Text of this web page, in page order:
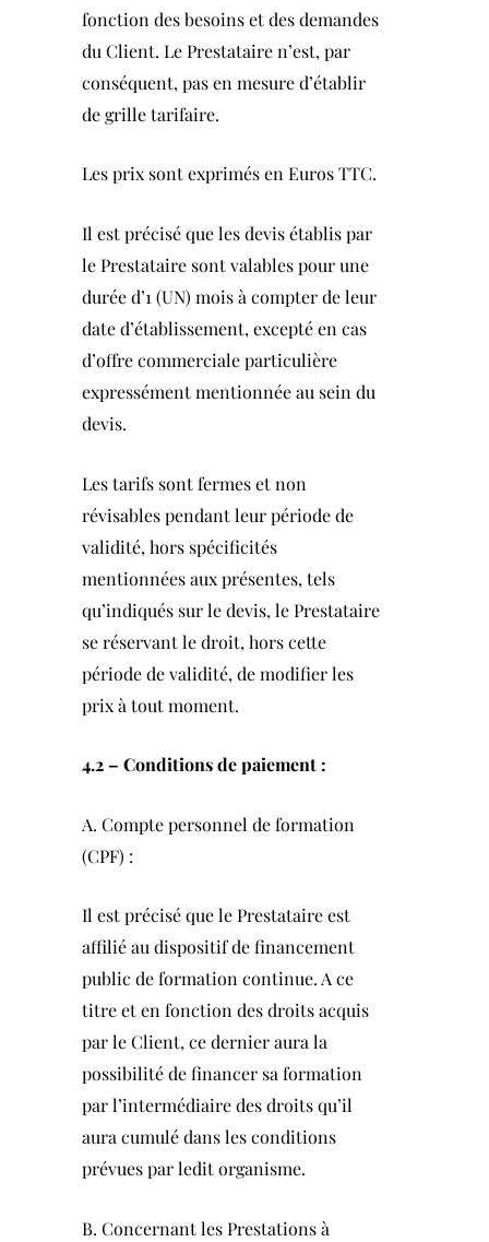
fonction des besoins et des demandes
du Client. Le Prestataire n’est, par
conséquent, pas en mesure d’établir
de grille tarifaire.
Les prix sont exprimés en Euros TTC.
Il est précisé que les devis établis par
le Prestataire sont valables pour une
durée d’1 (UN) mois à compter de leur
date d’établissement, excepté en cas
d’offre commerciale particulière
expressément mentionnée au sein du
devis.
Les tarifs sont fermes et non
révisables pendant leur période de
validité, hors spécificités
mentionnées aux présentes, tels
qu’indiqués sur le devis, le Prestataire
se réservant le droit, hors cette
période de validité, de modifier les
prix à tout moment.
4.2 – Conditions de paiement :
A. Compte personnel de formation
(CPF) :
Il est précisé que le Prestataire est
affilié au dispositif de financement
public de formation continue. A ce
titre et en fonction des droits acquis
par le Client, ce dernier aura la
possibilité de financer sa formation
par l’intermédiaire des droits qu’il
aura cumulé dans les conditions
prévues par ledit organisme.
B. Concernant les Prestations à